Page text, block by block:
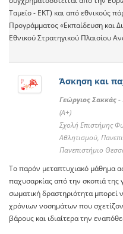
Ταμείο - ΕΚΤ) και από εθνικούς
Προγράμματος «Εκπαίδευση και
Εθνικού Στρατηγικού Πλαισίου
Άσκηση και
Γεώργιος Σακκάς -
(A+)
Σχολή Επιστήμης
Αθλητισμού,
Πανεπιστήμιο
Το παρόν μεταπτυχιακό μάθημα
παχυσαρκίας από την σκοπιά της
σωματική δραστηριότητα μπορεί
χρόνιων νοσημάτων που
βάρους και ιδιαίτερα την